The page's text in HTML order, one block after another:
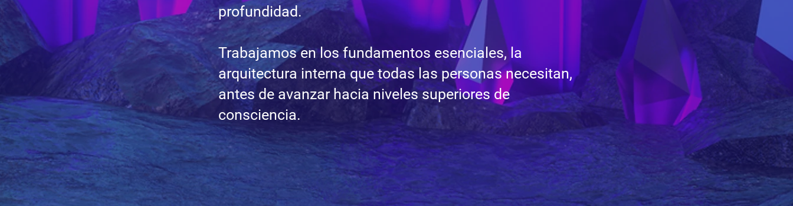
profundidad.
Trabajamos en los fundamentos esenciales, la
arquitectura interna que todas las personas necesitan,
antes de avanzar hacia niveles superiores de
consciencia.